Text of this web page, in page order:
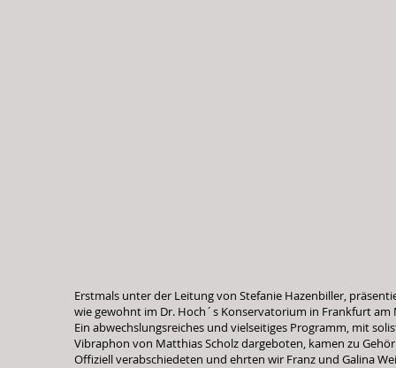
Erstmals unter der Leitung von Stefanie Hazenbiller,
wie gewohnt im Dr. Hoch´s Konservatorium in Frankfurt
Ein abwechslungsreiches und vielseitiges Programm, mit
Vibraphon von Matthias Scholz dargeboten, kamen zu
Offiziell verabschiedeten und ehrten wir Franz und Galina